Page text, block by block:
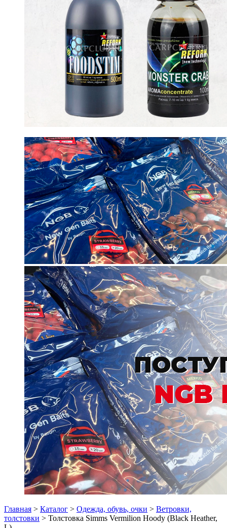
Главная > Каталог > Одежда, обувь, очки > Ветровки,
толстовки > Толстовка Simms Vermilion Hoody (Black Heather,